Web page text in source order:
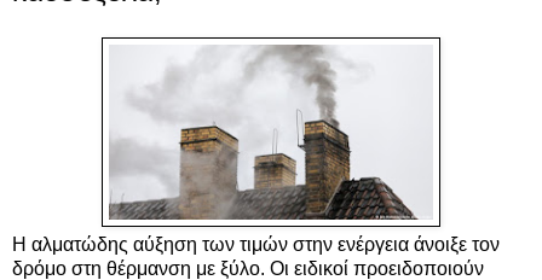
Η αλματώδης αύξηση των τιμών στην ενέργεια άνοιξε τον
δρόμο στη θέρμανση με ξύλο. Οι ειδικοί προειδοποιούν